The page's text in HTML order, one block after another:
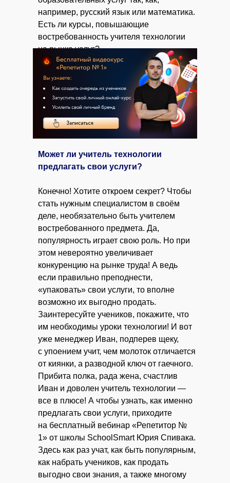
например, русский язык или математика.
Есть ли курсы, повышающие
востребованность учителя технологии
на рынке услуг?
Может ли учитель технологии
предлагать свои услуги?
Конечно! Хотите откроем секрет? Чтобы
стать нужным специалистом в своём
деле, необязательно быть учителем
востребованного предмета. Да,
популярность играет свою роль. Но при
этом невероятно увеличивает
конкуренцию на рынке труда! А ведь
если правильно преподнести,
«упаковать» свои услуги, то вполне
возможно их выгодно продать.
Заинтересуйте учеников, покажите, что
им необходимы уроки технологии! И вот
уже менеджер Иван, подперев щеку,
с упоением учит, чем молоток отличается
от киянки, а разводной ключ от гаечного.
Прибита полка, рада жена, счастлив
Иван и доволен учитель технологии —
все в плюсе! А чтобы узнать, как именно
предлагать свои услуги, приходите
на бесплатный вебинар «Репетитор №
1» от школы SchoolSmart Юрия Спивака.
Здесь как раз учат, как быть популярным,
как набрать учеников, как продать
выгодно свои знания, а также многому